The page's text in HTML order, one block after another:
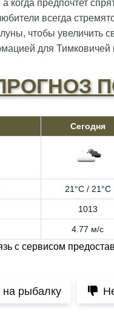
когда предпочтет
всегда
чтобы увеличить
для
Сегодня
21°C / 21°C
1013
4.77 м/с
с сервисом
рыбалку